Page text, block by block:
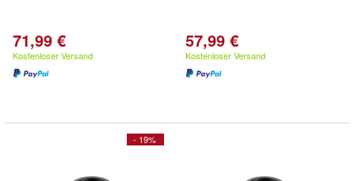
71,99 €
Kostenloser Versand
57,99 €
Kostenloser Versand
- 19%